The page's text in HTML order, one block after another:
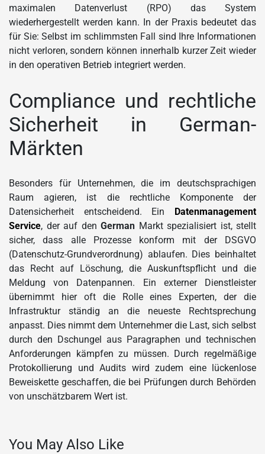
maximalen Datenverlust (RPO) das System
wiederhergestellt werden kann. In der Praxis bedeutet das
für Sie: Selbst im schlimmsten Fall sind Ihre Informationen
nicht verloren, sondern können innerhalb kurzer Zeit wieder
in den operativen Betrieb integriert werden.
Compliance und rechtliche
Sicherheit in German-
Märkten
Besonders für Unternehmen, die im deutschsprachigen
Raum agieren, ist die rechtliche Komponente der
Datensicherheit entscheidend. Ein
Datenmanagement
Service, der auf den German Markt spezialisiert ist, stellt
sicher, dass alle Prozesse konform mit der DSGVO
(Datenschutz-Grundverordnung) ablaufen. Dies beinhaltet
das Recht auf Löschung, die Auskunftspflicht und die
Meldung von Datenpannen. Ein externer Dienstleister
übernimmt hier oft die Rolle eines Experten, der die
Infrastruktur ständig an die neueste Rechtsprechung
anpasst. Dies nimmt dem Unternehmer die Last, sich selbst
durch den Dschungel aus Paragraphen und technischen
Anforderungen kämpfen zu müssen. Durch regelmäßige
Protokollierung und Audits wird zudem eine lückenlose
Beweiskette geschaffen, die bei Prüfungen durch Behörden
von unschätzbarem Wert ist.
You May Also Like